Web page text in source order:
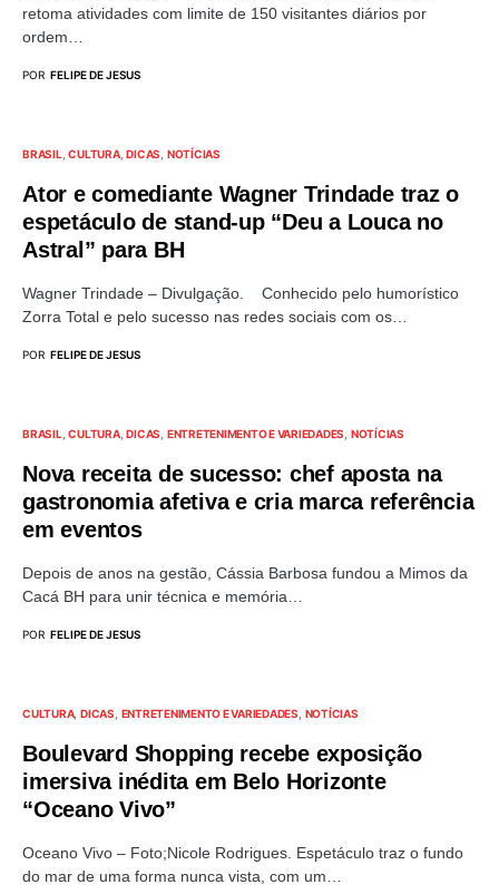
retoma atividades com limite de 150 visitantes diários por
ordem…
POR FELIPE DE JESUS
BRASIL CULTURA DICAS NOTÍCIAS
Ator e comediante Wagner Trindade traz o
espetáculo de stand-up “Deu a Louca no
Astral” para BH
Wagner Trindade – Divulgação. Conhecido pelo humorístico
Zorra Total e pelo sucesso nas redes sociais com os…
POR FELIPE DE JESUS
BRASIL CULTURA DICAS ENTRETENIMENTO E VARIEDADES NOTÍCIAS
Nova receita de sucesso: chef aposta na
gastronomia afetiva e cria marca referência
em eventos
Depois de anos na gestão, Cássia Barbosa fundou a Mimos da
Cacá BH para unir técnica e memória…
POR FELIPE DE JESUS
CULTURA DICAS ENTRETENIMENTO E VARIEDADES NOTÍCIAS
Boulevard Shopping recebe exposição
imersiva inédita em Belo Horizonte
“Oceano Vivo”
Oceano Vivo – Foto;Nicole Rodrigues. Espetáculo traz o fundo
do mar de uma forma nunca vista, com um…